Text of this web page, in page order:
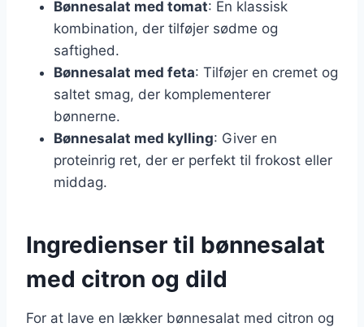
Bønnesalat med tomat: En klassisk
kombination, der tilføjer sødme og
saftighed.
Bønnesalat med feta: Tilføjer en cremet og
saltet smag, der komplementerer
bønnerne.
Bønnesalat med kylling: Giver en
proteinrig ret, der er perfekt til frokost eller
middag.
Ingredienser til bønnesalat
med citron og dild
For at lave en lækker bønnesalat med citron og